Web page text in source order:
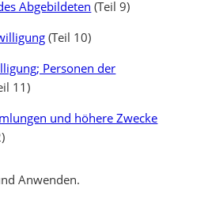
Abgebildeten (Teil 9)
(Teil 10)
Personen der
11)
und höhere Zwecke
Anwenden.